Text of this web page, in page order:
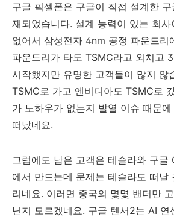
구글 픽셀폰은 구글이 직접 설계한
재되었습니다. 설계 능력이 있는 회
없어서 삼성전자 4nm 공정 파운드리
파운드리가 타도 TSMC라고 외치고
시작했지만 유명한 고객들이 많지 않
TSMC로 가고 엔비디아도 TSMC로
가 노하우가 없는지 발열 이슈 때문
떠났네요.
그럼에도 남은 고객은 테슬라와 구글
에서 만드는데 문제는 테슬라도 떠날
리네요. 이러면 중국의 몇몇 밴더만
닌지 모르겠네요. 구글 텐서2는 AI 연